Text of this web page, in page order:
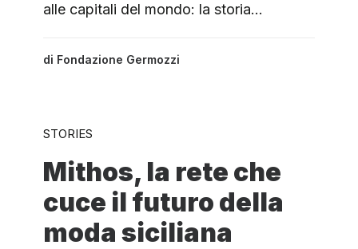
alle capitali del mondo: la storia…
di Fondazione Germozzi
STORIES
Mithos, la rete che
cuce il futuro della
moda siciliana